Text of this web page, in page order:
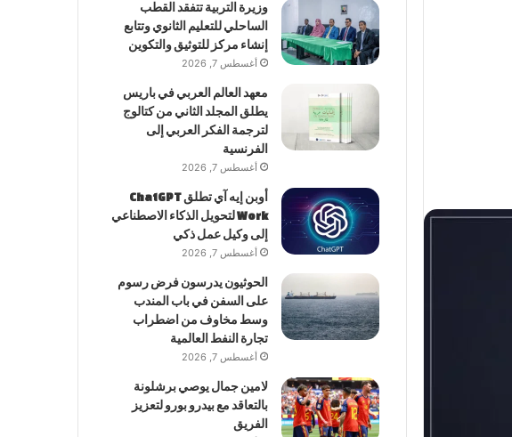
وزيرة التربية تتفقد القطب
الساحلي للتعليم الثانوي وتتابع
إنشاء مركز للتوثيق والتكوين
أغسطس 7, 2026
معهد العالم العربي في باريس
يطلق المجلد الثاني من كتالوج
لترجمة الفكر العربي إلى
الفرنسية
أغسطس 7, 2026
أوبن إيه آي تطلق ChatGPT
Work لتحويل الذكاء الاصطناعي
إلى وكيل عمل ذكي
أغسطس 7, 2026
الحوثيون يدرسون فرض رسوم
على السفن في باب المندب
وسط مخاوف من اضطراب
تجارة النفط العالمية
أغسطس 7, 2026
لامين جمال يوصي برشلونة
بالتعاقد مع بيدرو بورو لتعزيز
الفريق